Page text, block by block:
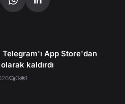
Telegram'ı App Store'dan
kaldırdı
0 1